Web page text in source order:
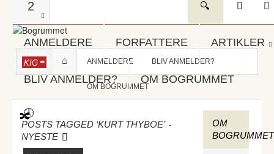
2
ANMELDERE FORFATTERE ARTIKLER
BLIV ANMELDER? OM BOGRUMMET
KIG ANMELDERE BLIV ANMELDER?
OM BOGRUMMET
POSTS TAGGED ‘KURT THYBOE’ -
NYESTE
OM
BOGRUMMET